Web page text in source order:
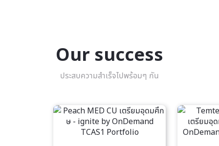
Our success
ประสบความสำเร็จไปพร้อมๆ กัน